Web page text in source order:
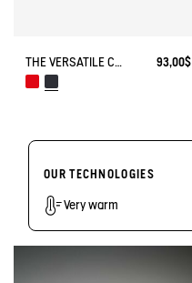
THE VERSATILE CHILDREN'S APRÈS-SKI BOOT 93,00$
OUR TECHNOLOGIES
Very warm